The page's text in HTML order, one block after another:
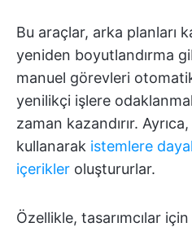
Bu araçlar, arka planları
yeniden boyutlandırma
manuel görevleri
yenilikçi işlere
zaman kazandırır.
kullanarak istemlere
içerikler oluştururlar.
Özellikle, tasarımcılar için